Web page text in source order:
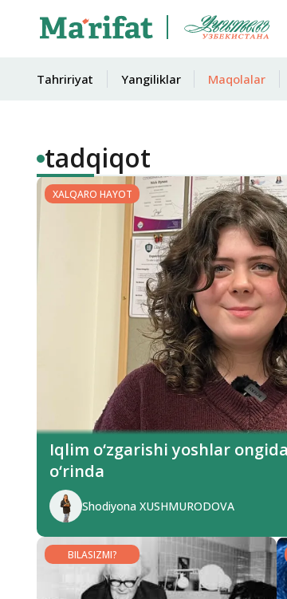
Tahririyat Yangiliklar Maqolalar
tadqiqot
XALQARO HAYOT
Iqlim o‘zgarishi yoshlar
o‘rinda
Shodiyona XUSHMURODOVA
BILASIZMI?